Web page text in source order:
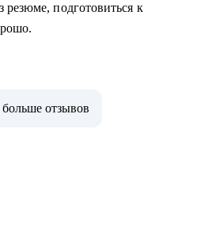
резюме, подготовиться к
больше отзывов